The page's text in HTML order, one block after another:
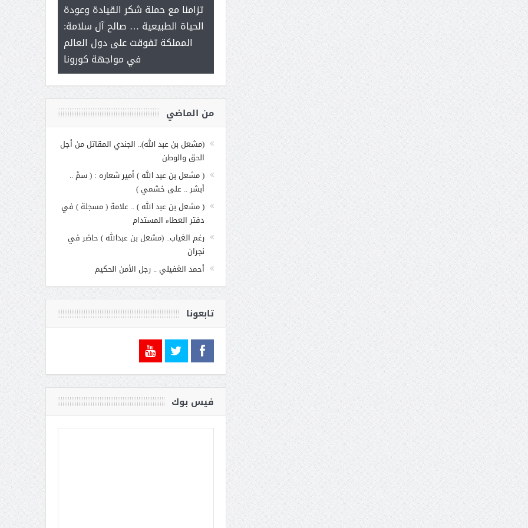
للإبداع
مع الأمين
بنت
تزامنا مع حملة شكر القيادة وعودة
الحياة الطبيعية … صالح آل سلامة:
المملكة تفوقت على دول العالم
في مواجهة كورونا
الانتخابات لن تؤثر على برامج
المجلس والشفافية هي أساس
عملنا
الاجتماعية ) فرصة للتوأمة بين
الرياضة والعمل الاجتماعي
من الماضي
(مشعل بن عبد الله).. الجندي المقاتل من أجل
الحق والوطن
( مشعل بن عبد الله ) أمير شعاره : ( سمْ ..
أبشر .. على خشمي )
( مشعل بن عبد الله ) .. علامة ( مسجلة ) في
دفتر العطاء المستدام
رغم الغياب.. (مشعل بن عبدالله ) حاضر في
نجران
أحمد الغفيلي .. رجل الأمن الحكيم
تابعونا
فيس بوك